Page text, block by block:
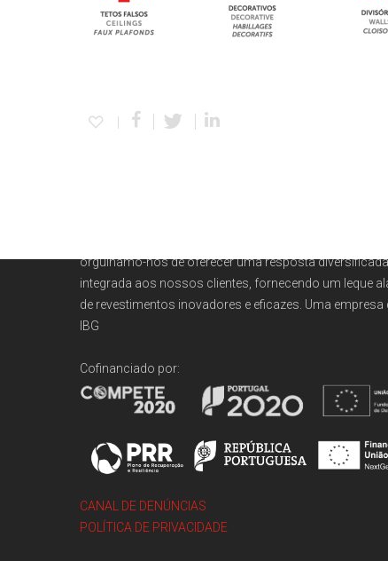
orgulhamo-nos de oferecer uma resposta
integrada aos nossos clientes, fornecendo um leque
de revestimentos inovadores e eficazes. Uma empresa
IBG
Cofinanciado por:
CANAL DE DENÚNCIAS
POLÍTICA DE PRIVACIDADE